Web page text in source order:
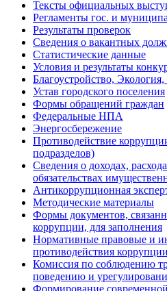
Тексты официальных
Регламенты гос. и
Результаты проверок
Сведения о вакантных
Статистические данные
Условия и результаты
Благоустройство,
Устав городского поселения
Формы обращений граждан
Федеральные НПА
Энергосбережение
Противодействие
подразделов)
Сведения о доходах,
обязательствах
Антикоррупционная
Методические материалы
Формы документов,
коррупции, для заполнения
Нормативные правовые и
противодействия коррупции
Комиссия по соблюдению
поведению и
Формирование